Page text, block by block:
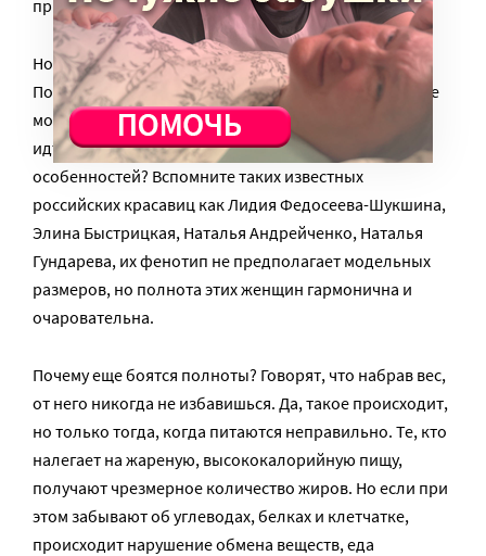
привлекательность, личный и карьерный успех.
Но всех нельзя причесать под одну гребенку.
Подумайте, зачем вам худеть? Никто, кроме врача, не
может сказать, что у вас началось ожирение. Зачем
идти против наследственности и национальных
особенностей? Вспомните таких известных
российских красавиц как Лидия Федосеева-Шукшина,
Элина Быстрицкая, Наталья Андрейченко, Наталья
Гундарева, их фенотип не предполагает модельных
размеров, но полнота этих женщин гармонична и
очаровательна.
Почему еще боятся полноты? Говорят, что набрав вес,
от него никогда не избавишься. Да, такое происходит,
но только тогда, когда питаются неправильно. Те, кто
налегает на жареную, высококалорийную пищу,
получают чрезмерное количество жиров. Но если при
этом забывают об углеводах, белках и клетчатке,
происходит нарушение обмена веществ, еда